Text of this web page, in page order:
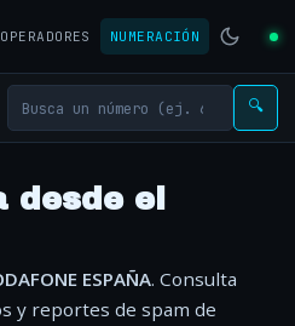
OPERADORES NUMERACIÓN
🔍
desde el
ESPAÑA. Consulta
y reportes de spam de